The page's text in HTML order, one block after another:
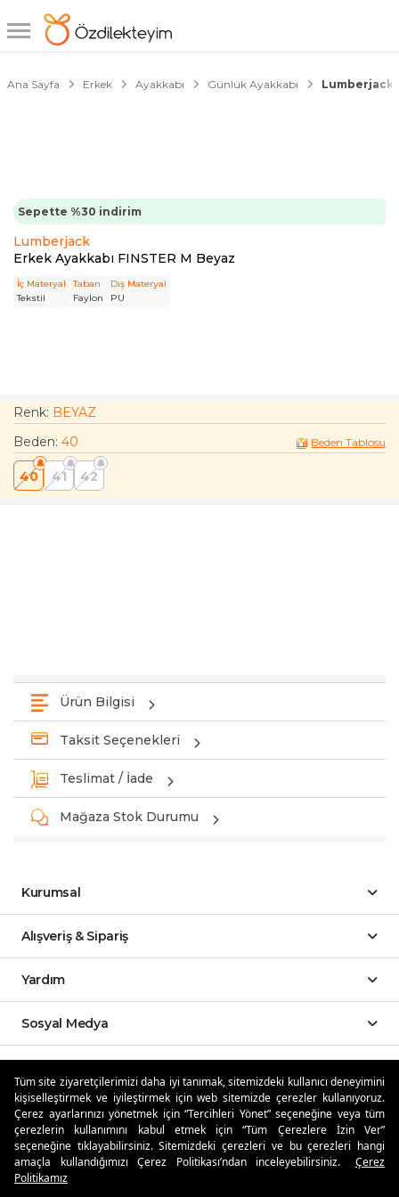
Tüm site ziyaretçilerimizi daha iyi tanımak, sitemizdeki kullanıcı deneyimini
kişiselleştirmek ve iyileştirmek için web sitemizde çerezler kullanıyoruz.
Çerez ayarlarınızı yönetmek için “Tercihleri Yönet” seçeneğine veya tüm
çerezlerin kullanımını kabul etmek için “Tüm Çerezlere İzin Ver”
seçeneğine tıklayabilirsiniz. Sitemizdeki çerezleri ve bu çerezleri hangi
amaçla kullandığımızı Çerez Politikası’ndan inceleyebilirsiniz.
Çerez
Politikamız
Ana Sayfa Erkek Ayakkabı Günlük Ayakkabı Lumberjack
Sepette %30 indirim
Lumberjack
Erkek Ayakkabı FINSTER M Beyaz
İç Materyal
Tekstil
Taban
Faylon
Dış Materyal
PU
1/3
Renk: BEYAZ
Beden: 40 Beden Tablosu
40 41 42
Ürün Bilgisi
Taksit Seçenekleri
Teslimat / İade
Mağaza Stok Durumu
Kurumsal
Alışveriş & Sipariş
Yardım
Sosyal Medya
Özdilekteyim'de Taksit Avantajları
Güvenli Alışveriş